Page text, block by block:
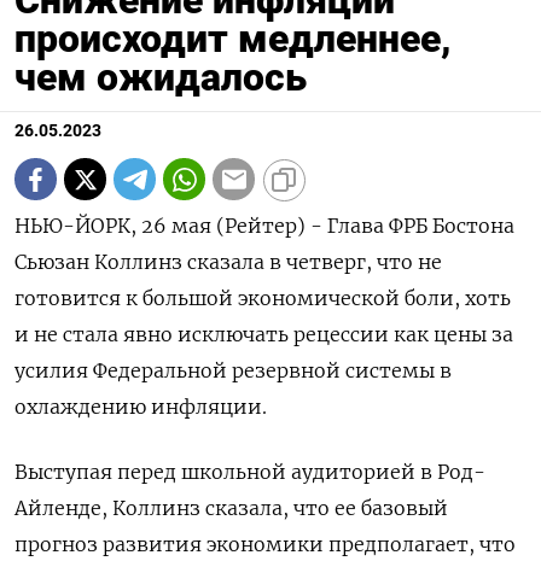
происходит медленнее,
чем ожидалось
26.05.2023
НЬЮ-ЙОРК, 26 мая (Рейтер) - Глава ФРБ Бостона
Сьюзан Коллинз сказала в четверг, что не
готовится к большой экономической боли, хоть
и не стала явно исключать рецессии как цены за
усилия Федеральной резервной системы в
охлаждению инфляции.
Выступая перед школьной аудиторией в Род-
Айленде, Коллинз сказала, что ее базовый
прогноз развития экономики предполагает, что